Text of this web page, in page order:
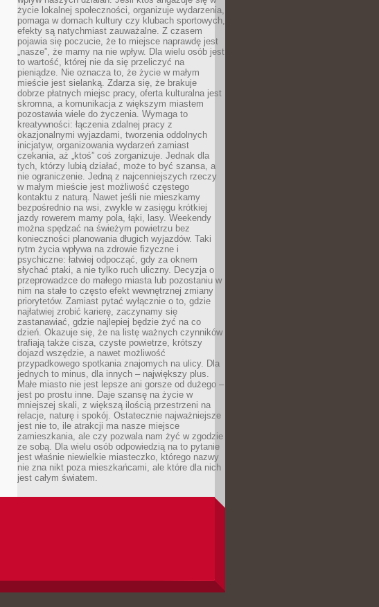
życie lokalnej społeczności, organizuje wydarzenia,
pomaga w domach kultury czy klubach sportowych,
efekty są natychmiast zauważalne. Z czasem
pojawia się poczucie, że to miejsce naprawdę jest
„nasze”, że mamy na nie wpływ. Dla wielu osób jest
to wartość, której nie da się przeliczyć na
pieniądze. Nie oznacza to, że życie w małym
mieście jest sielanką. Zdarza się, że brakuje
dobrze płatnych miejsc pracy, oferta kulturalna jest
skromna, a komunikacja z większym miastem
pozostawia wiele do życzenia. Wymaga to
kreatywności: łączenia zdalnej pracy z
okazjonalnymi wyjazdami, tworzenia oddolnych
inicjatyw, organizowania wydarzeń zamiast
czekania, aż „ktoś” coś zorganizuje. Jednak dla
tych, którzy lubią działać, może to być szansa, a
nie ograniczenie. Jedną z najcenniejszych rzeczy
w małym mieście jest możliwość częstego
kontaktu z naturą. Nawet jeśli nie mieszkamy
bezpośrednio na wsi, zwykle w zasięgu krótkiej
jazdy rowerem mamy pola, łąki, lasy. Weekendy
można spędzać na świeżym powietrzu bez
konieczności planowania długich wyjazdów. Taki
rytm życia wpływa na zdrowie fizyczne i
psychiczne: łatwiej odpocząć, gdy za oknem
słychać ptaki, a nie tylko ruch uliczny. Decyzja o
przeprowadzce do małego miasta lub pozostaniu w
nim na stałe to często efekt wewnętrznej zmiany
priorytetów. Zamiast pytać wyłącznie o to, gdzie
najłatwiej zrobić karierę, zaczynamy się
zastanawiać, gdzie najlepiej będzie żyć na co
dzień. Okazuje się, że na listę ważnych czynników
trafiają także cisza, czyste powietrze, krótszy
dojazd wszędzie, a nawet możliwość
przypadkowego spotkania znajomych na ulicy. Dla
jednych to minus, dla innych – największy plus.
Małe miasto nie jest lepsze ani gorsze od dużego –
jest po prostu inne. Daje szansę na życie w
mniejszej skali, z większą ilością przestrzeni na
relacje, naturę i spokój. Ostatecznie najważniejsze
jest nie to, ile atrakcji ma nasze miejsce
zamieszkania, ale czy pozwala nam żyć w zgodzie
ze sobą. Dla wielu osób odpowiedzią na to pytanie
jest właśnie niewielkie miasteczko, którego nazwy
nie zna nikt poza mieszkańcami, ale które dla nich
jest całym światem.